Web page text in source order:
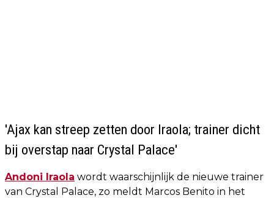
'Ajax kan streep zetten door Iraola; trainer dicht
bij overstap naar Crystal Palace'
Andoni Iraola wordt waarschijnlijk de nieuwe trainer
van Crystal Palace, zo meldt Marcos Benito in het